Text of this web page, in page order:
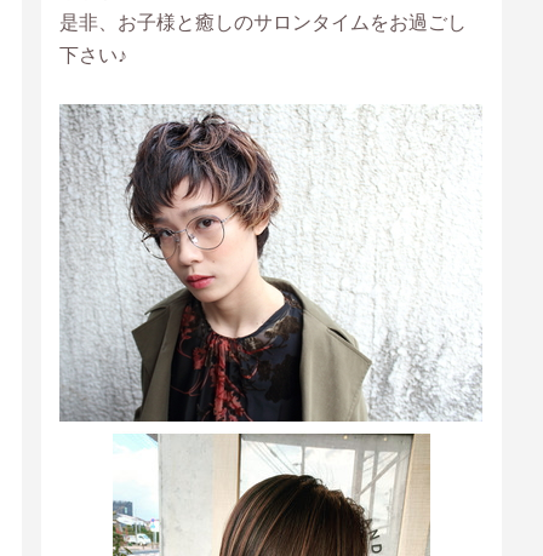
是非、お子様と癒しのサロンタイムをお過ごし
下さい♪